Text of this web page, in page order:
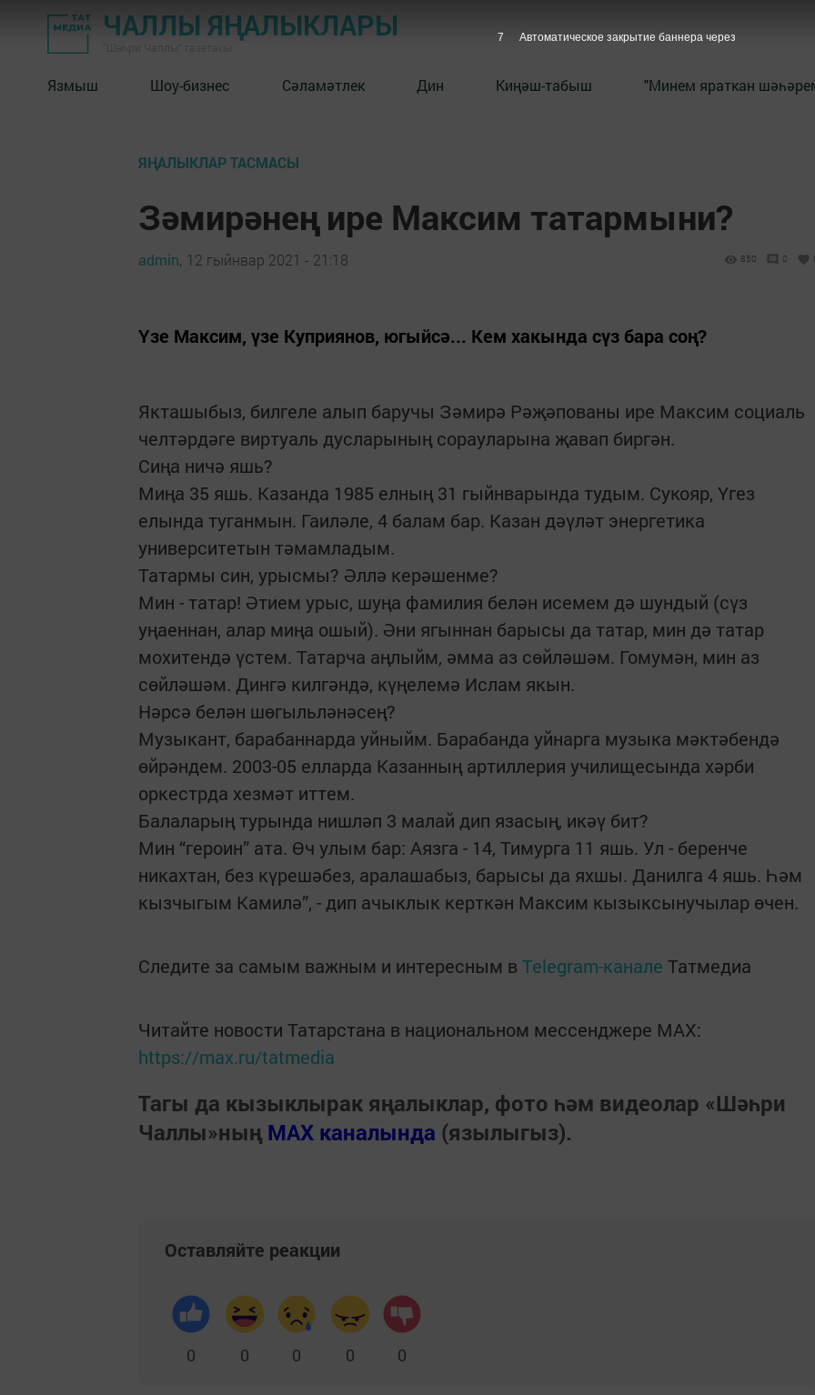
ЧАЛЛЫ ЯҢАЛЫКЛАРЫ
Язмыш Шоу-бизнес Сәламәтлек Дин Киңәш-табыш "Минем яраткан
ЯҢАЛЫКЛАР ТАСМАСЫ
Зәмирәнең ире Максим татармыни?
admin, 12 гыйнвар 2021 - 21:18 850 0
Үзе Максим, үзе Куприянов, югыйсә... Кем хакында сүз бара соң?
Якташыбыз, билгеле алып баручы Зәмирә Рәҗәпованы ире Максим социаль
челтәрдәге виртуаль дусларының сорауларына җавап биргән.
Сиңа ничә яшь?
Миңа 35 яшь. Казанда 1985 елның 31 гыйнварында тудым. Сукояр, Үгез
елында туганмын. Гаиләле, 4 балам бар. Казан дәүләт энергетика
университетын тәмамладым.
Татармы син, урысмы? Әллә керәшенме?
Мин - татар! Әтием урыс, шуңа фамилия белән исемем дә шундый (сүз
уңаеннан, алар миңа ошый). Әни ягыннан барысы да татар, мин дә татар
мохитендә үстем. Татарча аңлыйм, әмма аз сөйләшәм. Гомумән, мин аз
сөйләшәм. Дингә килгәндә, күңелемә Ислам якын.
Нәрсә белән шөгыльләнәсең?
Музыкант, барабаннарда уйныйм. Барабанда уйнарга музыка мәктәбендә
өйрәндем. 2003-05 елларда Казанның артиллерия училищесында хәрби
оркестрда хезмәт иттем.
Балаларың турында нишләп 3 малай дип язасың, икәү бит?
Мин “героин” ата. Өч улым бар: Аязга - 14, Тимурга 11 яшь. Ул - беренче
никахтан, без күрешәбез, аралашабыз, барысы да яхшы. Данилга 4 яшь. Һәм
кызчыгым Камилә”, - дип ачыклык керткән Максим кызыксынучылар өчен.
Следите за самым важным и интересным в Telegram-канале Татмедиа
Читайте новости Татарстана в национальном мессенджере MАХ:
https://max.ru/tatmedia
Тагы да кызыклырак яңалыклар, фото һәм видеолар «Шәһри
Чаллы»ның MAX каналында (язылыгыз).
Оставляйте реакции
0 0 0 0 0
6 Автоматическое закрытие баннера через